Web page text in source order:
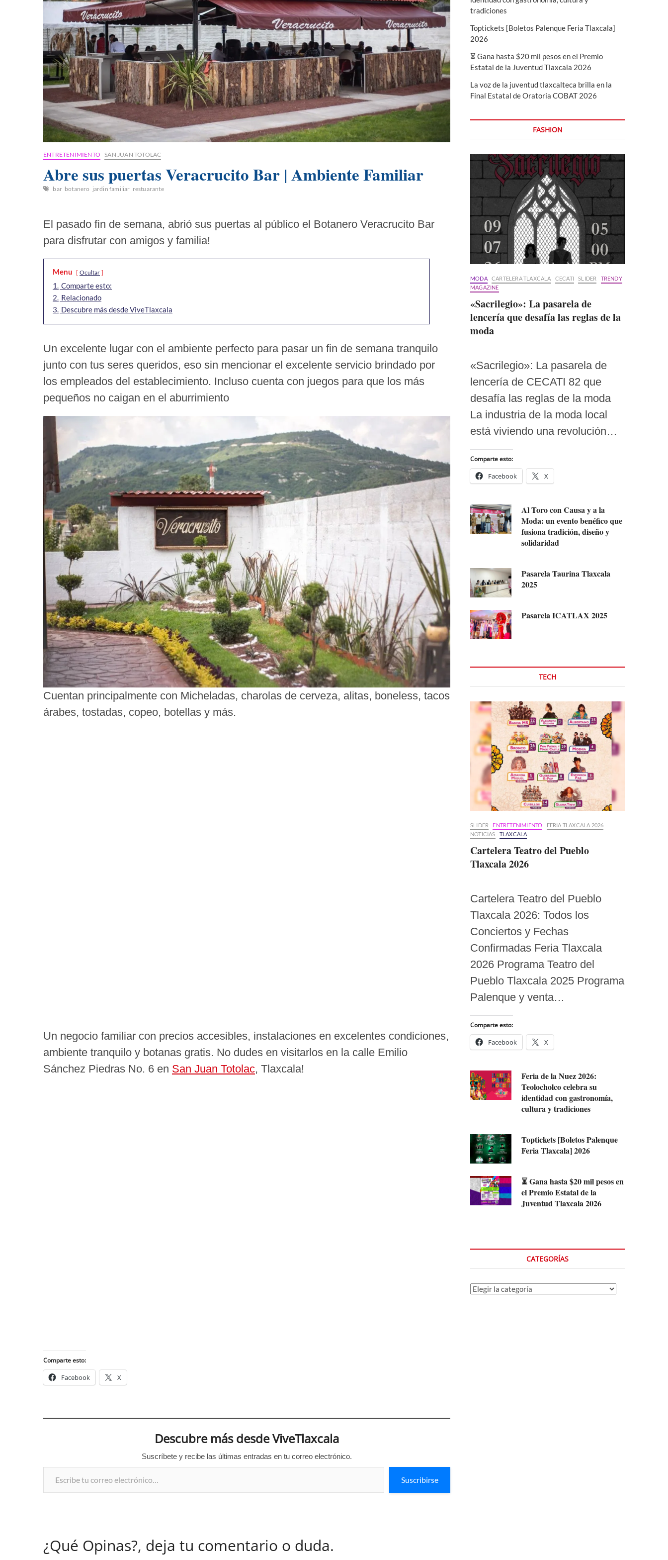
ENTRETENIMIENTO SAN JUAN TOTOLAC
Abre sus puertas Veracrucito Bar | Ambiente Familiar
bar botanero jardin familiar restuarante
El pasado fin de semana, abrió sus puertas al público el Botanero Veracrucito Bar
para disfrutar con amigos y familia!
Menu Ocultar
1.
Comparte esto:
2. Relacionado
3. Descubre más desde ViveTlaxcala
Un excelente lugar con el ambiente perfecto para pasar un fin de semana tranquilo
junto con tus seres queridos, eso sin mencionar el excelente servicio brindado por
los empleados del establecimiento. Incluso cuenta con juegos para que los más
pequeños no caigan en el aburrimiento
Cuentan principalmente con Micheladas, charolas de cerveza, alitas, boneless, tacos
árabes, tostadas, copeo, botellas y más.
Un negocio familiar con precios accesibles, instalaciones en excelentes condiciones,
ambiente tranquilo y botanas gratis. No dudes en visitarlos en la calle Emilio
Sánchez Piedras No. 6 en San Juan Totolac, Tlaxcala!
Comparte esto:
Facebook X
Descubre más desde ViveTlaxcala
Suscríbete y recibe las últimas entradas en tu correo electrónico.
Escribe tu correo electrónico…
Suscribirse
¿Qué Opinas?, deja tu comentario o duda.
tradiciones
Toptickets [Boletos Palenque Feria Tlaxcala]
2026
⏳ Gana hasta $20 mil pesos en el Premio
Estatal de la Juventud Tlaxcala 2026
La voz de la juventud tlaxcalteca brilla en la
Final Estatal de Oratoria COBAT 2026
FASHION
MODA CARTELERA TLAXCALA CECATI SLIDER
TRENDY
MAGAZINE
«Sacrilegio»: La pasarela de
lencería que desafía las reglas de la
moda
«Sacrilegio»: La pasarela de
lencería de CECATI 82 que
desafía las reglas de la moda
La industria de la moda local
está viviendo una revolución…
Comparte esto:
Facebook X
Al Toro con Causa y a la
Moda: un evento benéfico que
fusiona tradición, diseño y
solidaridad
Pasarela Taurina Tlaxcala
2025
Pasarela ICATLAX 2025
TECH
SLIDER ENTRETENIMIENTO
FERIA TLAXCALA 2026
NOTICIAS
TLAXCALA
Cartelera Teatro del Pueblo
Tlaxcala 2026
Cartelera Teatro del Pueblo
Tlaxcala 2026: Todos los
Conciertos y Fechas
Confirmadas Feria Tlaxcala
2026 Programa Teatro del
Pueblo Tlaxcala 2025 Programa
Palenque y venta…
Comparte esto:
Facebook X
Feria de la Nuez 2026:
Teolocholco celebra su
identidad con gastronomía,
cultura y tradiciones
Toptickets [Boletos Palenque
Feria Tlaxcala] 2026
⏳ Gana hasta $20 mil pesos en
el Premio Estatal de la
Juventud Tlaxcala 2026
CATEGORÍAS
Categorías